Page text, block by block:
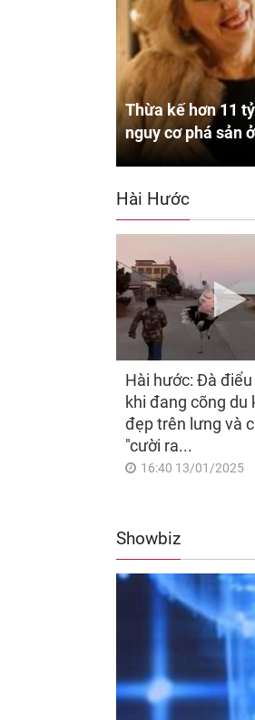
Thừa kế hơn 11
nguy cơ phá sản
Hài Hước
Hài hước: Đà
khi đang cõng du
đẹp trên lưng và
"cười ra...
16:40 13/01/2025
Showbiz